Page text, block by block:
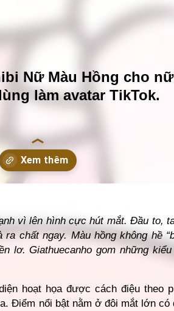
Nữ Màu Hồng cho
làm avatar TikTok.
vì lên hình cực hút mắt. Đầu to,
chất ngay. Màu hồng không hề
lơ. Giathuecanho gom những
hoạt họa được cách điệu theo
Điểm nổi bật nằm ở đôi mắt lớn có